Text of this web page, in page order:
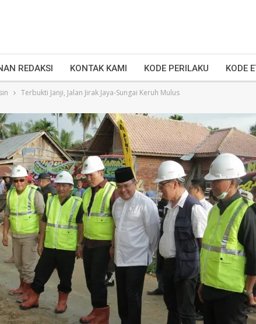
REDAKSI KONTAK KAMI KODE PERILAKU KODE
Terbukti Janji, Jalan Jirak Jaya-Sungai Keruh Mulus